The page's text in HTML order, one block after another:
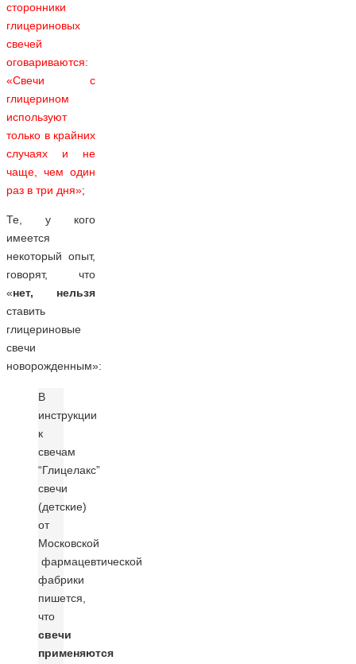
сторонники
глицериновых
свечей
оговариваются:
«Свечи с
глицерином
используют
только в крайних
случаях и не
чаще, чем один
раз в три дня»;
Те, у кого
имеется
некоторый опыт,
говорят, что
«нет, нельзя
ставить
глицериновые
свечи
новорожденным»:
В
инструкции
к
свечам
“Глицелакс”
свечи
(детские)
от
Московской
фармацевтической
фабрики
пишется,
что
свечи
применяются